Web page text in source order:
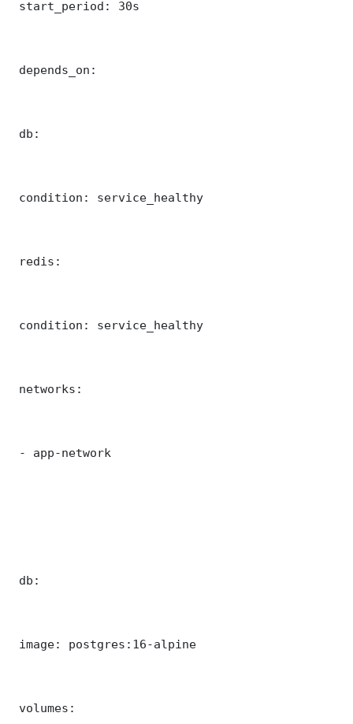
start_period: 30s
depends_on:
db:
condition: service_healthy
redis:
condition: service_healthy
networks:
- app-network
db:
image: postgres:16-alpine
volumes: